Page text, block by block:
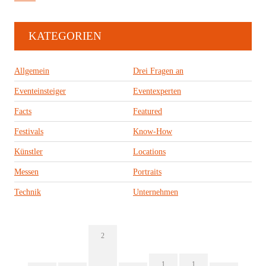
KATEGORIEN
Allgemein Drei Fragen an
Eventeinsteiger Eventexperten
Facts Featured
Festivals Know-How
Künstler Locations
Messen Portraits
Technik Unternehmen
2
1 1